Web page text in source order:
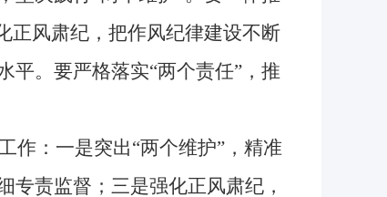
正风肃纪，把作风纪律建设不断
平。要严格落实“两个责任”，推
：一是突出“两个维护”，精准
专责监督；三是强化正风肃纪，